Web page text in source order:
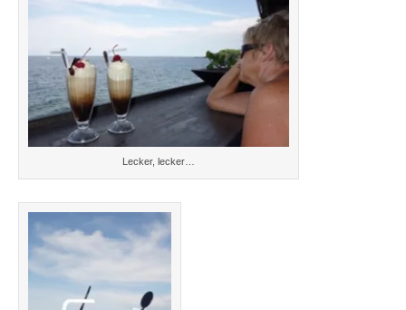
Lecker, lecker…